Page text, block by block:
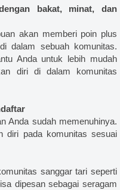
bakat, minat, dan
akan memberi poin plus
dalam sebuah komunitas.
Anda untuk lebih mudah
diri di dalam komunitas
Anda sudah memenuhinya.
diri pada komunitas sesuai
sanggar tari seperti
dipesan sebagai seragam